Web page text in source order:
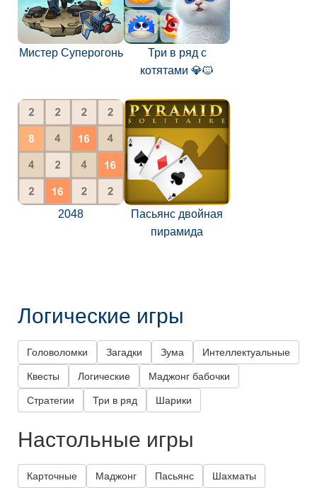
Мистер Суперогонь
Три в ряд с
котятами 💎🐱
2048
Пасьянс двойная
пирамида
Логические игры
Головоломки Загадки Зума Интеллектуальные
Квесты Логические Маджонг бабочки
Стратегии Три в ряд Шарики
Настольные игры
Карточные Маджонг Пасьянс Шахматы